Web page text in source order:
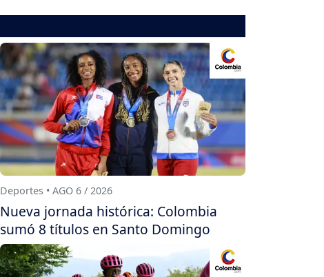
Deportes • AGO 6 / 2026
Nueva jornada histórica: Colombia
sumó 8 títulos en Santo Domingo